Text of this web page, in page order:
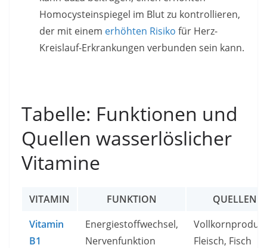
Homocysteinspiegel im Blut zu kontrollieren,
der mit einem erhöhten Risiko für Herz-
Kreislauf-Erkrankungen verbunden sein kann.
Tabelle: Funktionen und
Quellen wasserlöslicher
Vitamine
VITAMIN FUNKTION
QUELLEN
Vitamin
B1
Energiestoffwechsel,
Nervenfunktion
Fleisch, Fisch